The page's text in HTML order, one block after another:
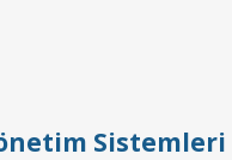
Sistemleri